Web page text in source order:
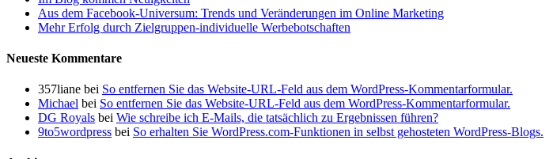
Aus dem Facebook-Universum: Trends und Veränderungen im Online Marketing
Mehr Erfolg durch Zielgruppen-individuelle Werbebotschaften
Neueste Kommentare
357liane bei So entfernen Sie das Website-URL-Feld aus dem WordPress-Kommentarformular.
Michael bei So entfernen Sie das Website-URL-Feld aus dem WordPress-Kommentarformular.
DG Royals bei Wie schreibe ich E-Mails, die tatsächlich zu Ergebnissen führen?
9to5wordpress bei So erhalten Sie WordPress.com-Funktionen in selbst gehosteten WordPress-Blogs.